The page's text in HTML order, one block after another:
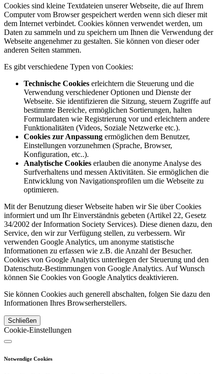
Cookies sind kleine Textdateien unserer Webseite, die auf Ihrem
Computer vom Browser gespeichert werden wenn sich dieser mit
dem Internet verbindet. Cookies können verwendet werden, um
Daten zu sammeln und zu speichern um Ihnen die Verwendung der
Webseite angenehmer zu gestalten. Sie können von dieser oder
anderen Seiten stammen.
Es gibt verschiedene Typen von Cookies:
Technische Cookies erleichtern die Steuerung und die
Verwendung verschiedener Optionen und Dienste der
Webseite. Sie identifizieren die Sitzung, steuern Zugriffe auf
bestimmte Bereiche, ermöglichen Sortierungen, halten
Formulardaten wie Registrierung vor und erleichtern andere
Funktionalitäten (Videos, Soziale Netzwerke etc.).
Cookies zur Anpassung ermöglichen dem Benutzer,
Einstellungen vorzunehmen (Sprache, Browser,
Konfiguration, etc..).
Analytische Cookies erlauben die anonyme Analyse des
Surfverhaltens und messen Aktivitäten. Sie ermöglichen die
Entwicklung von Navigationsprofilen um die Webseite zu
optimieren.
Mit der Benutzung dieser Webseite haben wir Sie über Cookies
informiert und um Ihr Einverständnis gebeten (Artikel 22, Gesetz
34/2002 der Information Society Services). Diese dienen dazu, den
Service, den wir zur Verfügung stellen, zu verbessern. Wir
verwenden Google Analytics, um anonyme statistische
Informationen zu erfassen wie z.B. die Anzahl der Besucher.
Cookies von Google Analytics unterliegen der Steuerung und den
Datenschutz-Bestimmungen von Google Analytics. Auf Wunsch
können Sie Cookies von Google Analytics deaktivieren.
Sie können Cookies auch generell abschalten, folgen Sie dazu den
Informationen Ihres Browserherstellers.
Schließen
Cookie-Einstellungen
Notwendige Cookies